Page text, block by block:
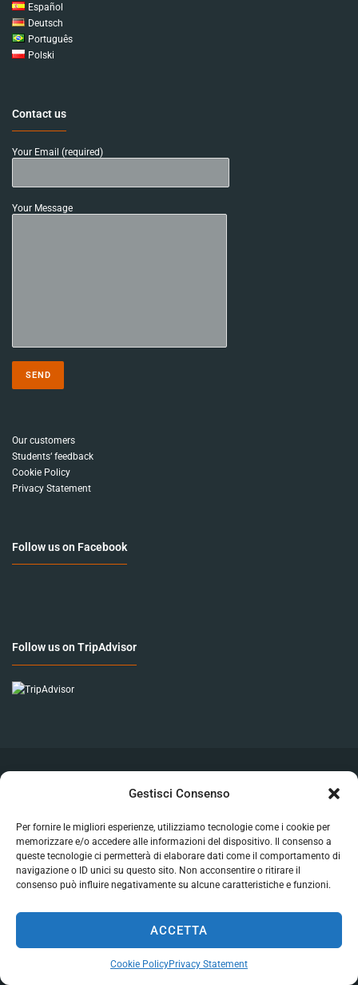
Gestisci Consenso
Per fornire le migliori esperienze, utilizziamo tecnologie come i cookie per
memorizzare e/o accedere alle informazioni del dispositivo. Il consenso a
queste tecnologie ci permetterà di elaborare dati come il comportamento di
navigazione o ID unici su questo sito. Non acconsentire o ritirare il
consenso può influire negativamente su alcune caratteristiche e funzioni.
ACCETTA
Cookie PolicyPrivacy Statement
Español
Deutsch
Português
Polski
Contact us
Your Email (required)
Your Message
Our customers
Students‘ feedback
Cookie Policy
Privacy Statement
Follow us on Facebook
Follow us on TripAdvisor
Istituto Galilei © 2019. All rights reserved. Developed by
REA 490586 FI - P.IVA 04583530482 - PEC: galilei@pec.it